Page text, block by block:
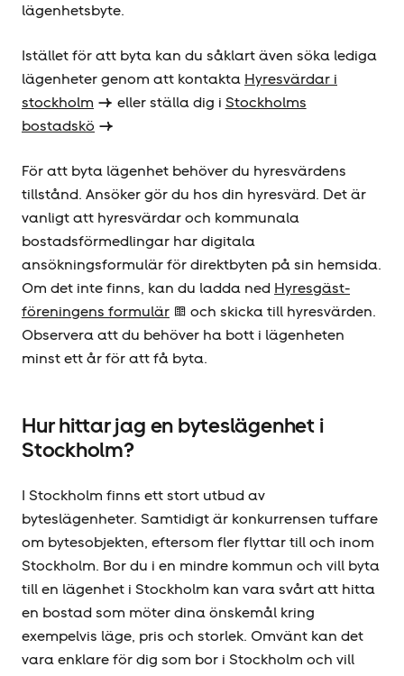
lägenhetsbyte.
Istället för att byta kan du såklart även söka lediga
lägenheter genom att kontakta Hyresvärdar i
stockholm
eller ställa dig i Stockholms
bostadskö
För att byta lägenhet behöver du hyresvärdens
tillstånd. Ansöker gör du hos din hyresvärd. Det är
vanligt att hyresvärdar och kommunala
bostadsförmedlingar har digitala
ansökningsformulär för direktbyten på sin hemsida.
Om det inte finns, kan du ladda ned Hyresgäst­
föreningens formulär
och skicka till hyresvärden.
Observera att du behöver ha bott i lägenheten
minst ett år för att få byta.
Hur hittar jag en byteslägenhet i
Stockholm?
I Stockholm finns ett stort utbud av
byteslägenheter. Samtidigt är konkurrensen tuffare
om bytesobjekten, eftersom fler flyttar till och inom
Stockholm. Bor du i en mindre kommun och vill byta
till en lägenhet i Stockholm kan vara svårt att hitta
en bostad som möter dina önskemål kring
exempelvis läge, pris och storlek. Omvänt kan det
vara enklare för dig som bor i Stockholm och vill